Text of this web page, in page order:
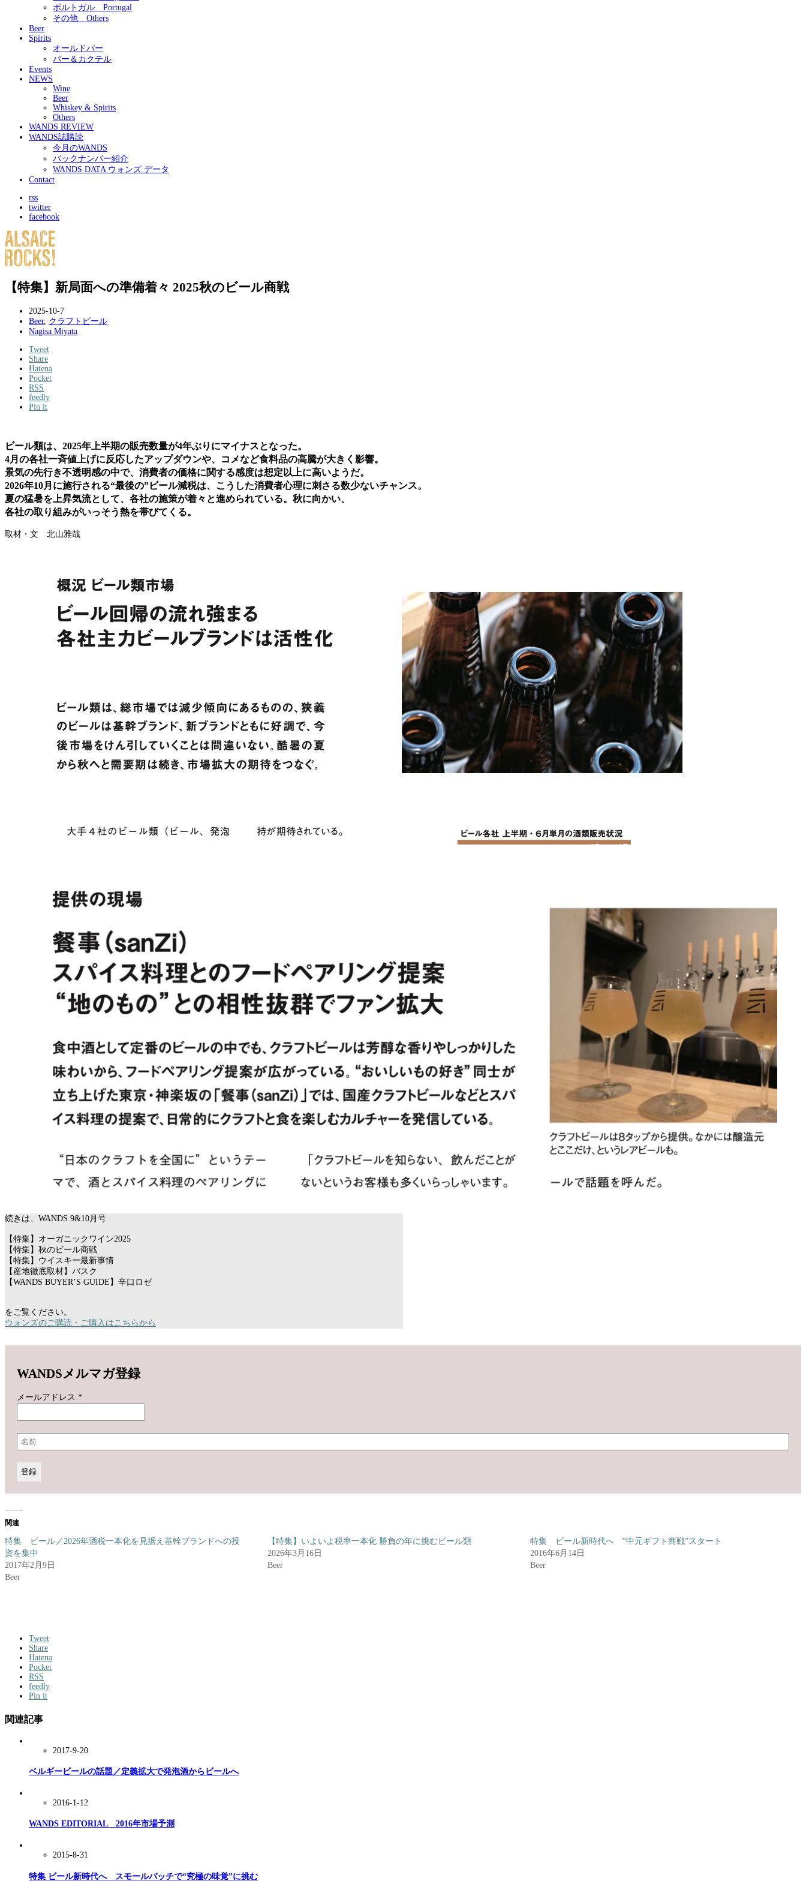
ポルトガル Portugal
その他 Others
Beer
Spirits
オールドパー
バー＆カクテル
Events
NEWS
Wine
Beer
Whiskey & Spirits
Others
WANDS REVIEW
WANDS誌購読
今月のWANDS
バックナンバー紹介
WANDS DATA ウォンズ データ
Contact
rss
twitter
facebook
【特集】新局面への準備着々 2025秋のビール商戦
2025-10-7
Beer, クラフトビール
Nagisa Miyata
Tweet
Share
Hatena
Pocket
RSS
feedly
Pin it
ビール類は、2025年上半期の販売数量が4年ぶりにマイナスとなった。
4月の各社一斉値上げに反応したアップダウンや、コメなど食料品の高騰が大きく影響。
景気の先行き不透明感の中で、消費者の価格に関する感度は想定以上に高いようだ。
2026年10月に施行される“最後の”ビール減税は、こうした消費者心理に刺さる数少ないチャンス。
夏の猛暑を上昇気流として、各社の施策が着々と進められている。秋に向かい、
各社の取り組みがいっそう熱を帯びてくる。
取材・文 北山雅哉
続きは、WANDS 9&10月号
【特集】オーガニックワイン2025
【特集】秋のビール商戦
【特集】ウイスキー最新事情
【産地徹底取材】バスク
【WANDS BUYER’S GUIDE】辛口ロゼ
をご覧ください。
ウォンズのご購読・ご購入はこちらから
WANDSメルマガ登録
メールアドレス *
関連
特集 ビール／2026年酒税一本化を見据え基幹ブランドへの投
資を集中
2017年2月9日
Beer
【特集】いよいよ税率一本化 勝負の年に挑むビール類
2026年3月16日
Beer
特集 ビール新時代へ ”中元ギフト商戦”スタート
2016年6月14日
Beer
Tweet
Share
Hatena
Pocket
RSS
feedly
Pin it
関連記事
2017-9-20
ベルギービールの話題／定義拡大で発泡酒からビールへ
2016-1-12
WANDS EDITORIAL 2016年市場予測
2015-8-31
特集 ビール新時代へ スモールバッチで“究極の味覚”に挑む